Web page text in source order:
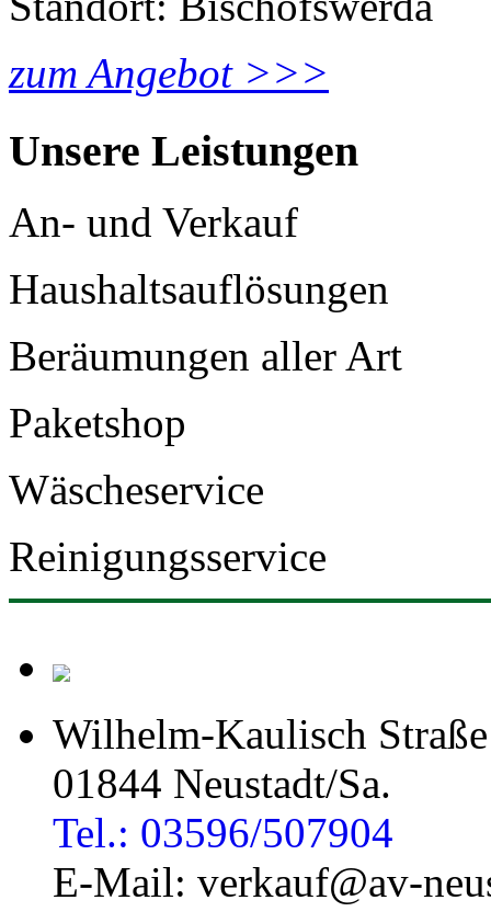
zum Angebot >>>
Unsere Leistungen
An- und Verkauf
Haushaltsauflösungen
Beräumungen aller Art
Paketshop
Wäscheservice
Reinigungsservice
Wilhelm-Kaulisch
01844 Neustadt/Sa.
Tel.: 03596/507904
E-Mail: verkauf@av-